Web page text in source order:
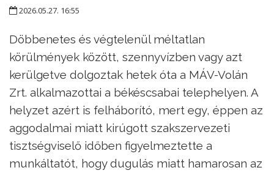
2026.05.27. 16:55
Döbbenetes és végtelenül méltatlan
körülmények között, szennyvízben vagy azt
kerülgetve dolgoztak hetek óta a MÁV-Volán
Zrt. alkalmazottai a békéscsabai telephelyen. A
helyzet azért is felháborító, mert egy, éppen az
aggodalmai miatt kirúgott szakszervezeti
tisztségviselő időben figyelmeztette a
munkáltatót, hogy dugulás miatt hamarosan az